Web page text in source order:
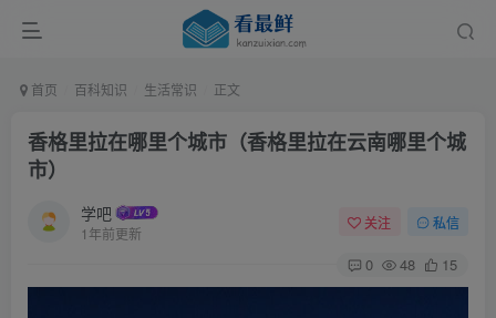
首页 百科知识 生活常识 正文
香格里拉在哪里个城市（香格里拉在云南哪里个城
市）
学吧
1年前更新
关注 私信
0 48 15